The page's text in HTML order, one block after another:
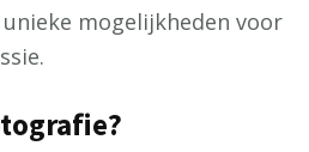
mogelijkheden voor